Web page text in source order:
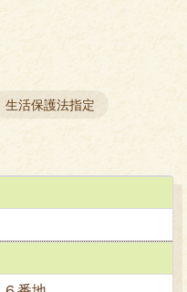
生活保護法指定